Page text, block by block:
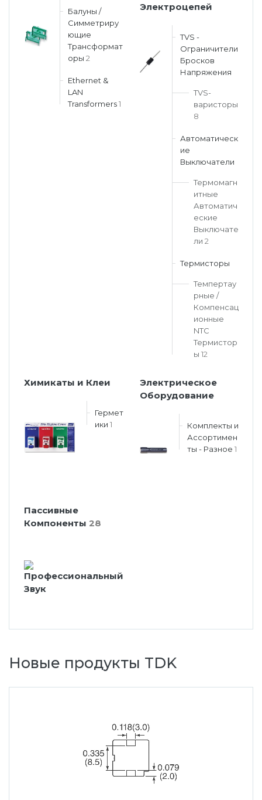
Балуны /
Симметриру
ющие
Трансформат
оры 2
Ethernet &
LAN
Transformers 1
Электроцепей
TVS -
Ограничители
Бросков
Напряжения
TVS-
варисторы
8
Автоматическ
ие
Выключатели
Термомагн
итные
Автоматич
еские
Выключате
ли 2
Термисторы
Темпертау
рные /
Компенсац
ионные
NTC
Термистор
ы 12
Химикаты и Клеи
Гермет
ики 1
Электрическое
Оборудование
Комплекты и
Ассортимен
ты - Разное 1
Пассивные
Компоненты 28
Новые продукты TDK